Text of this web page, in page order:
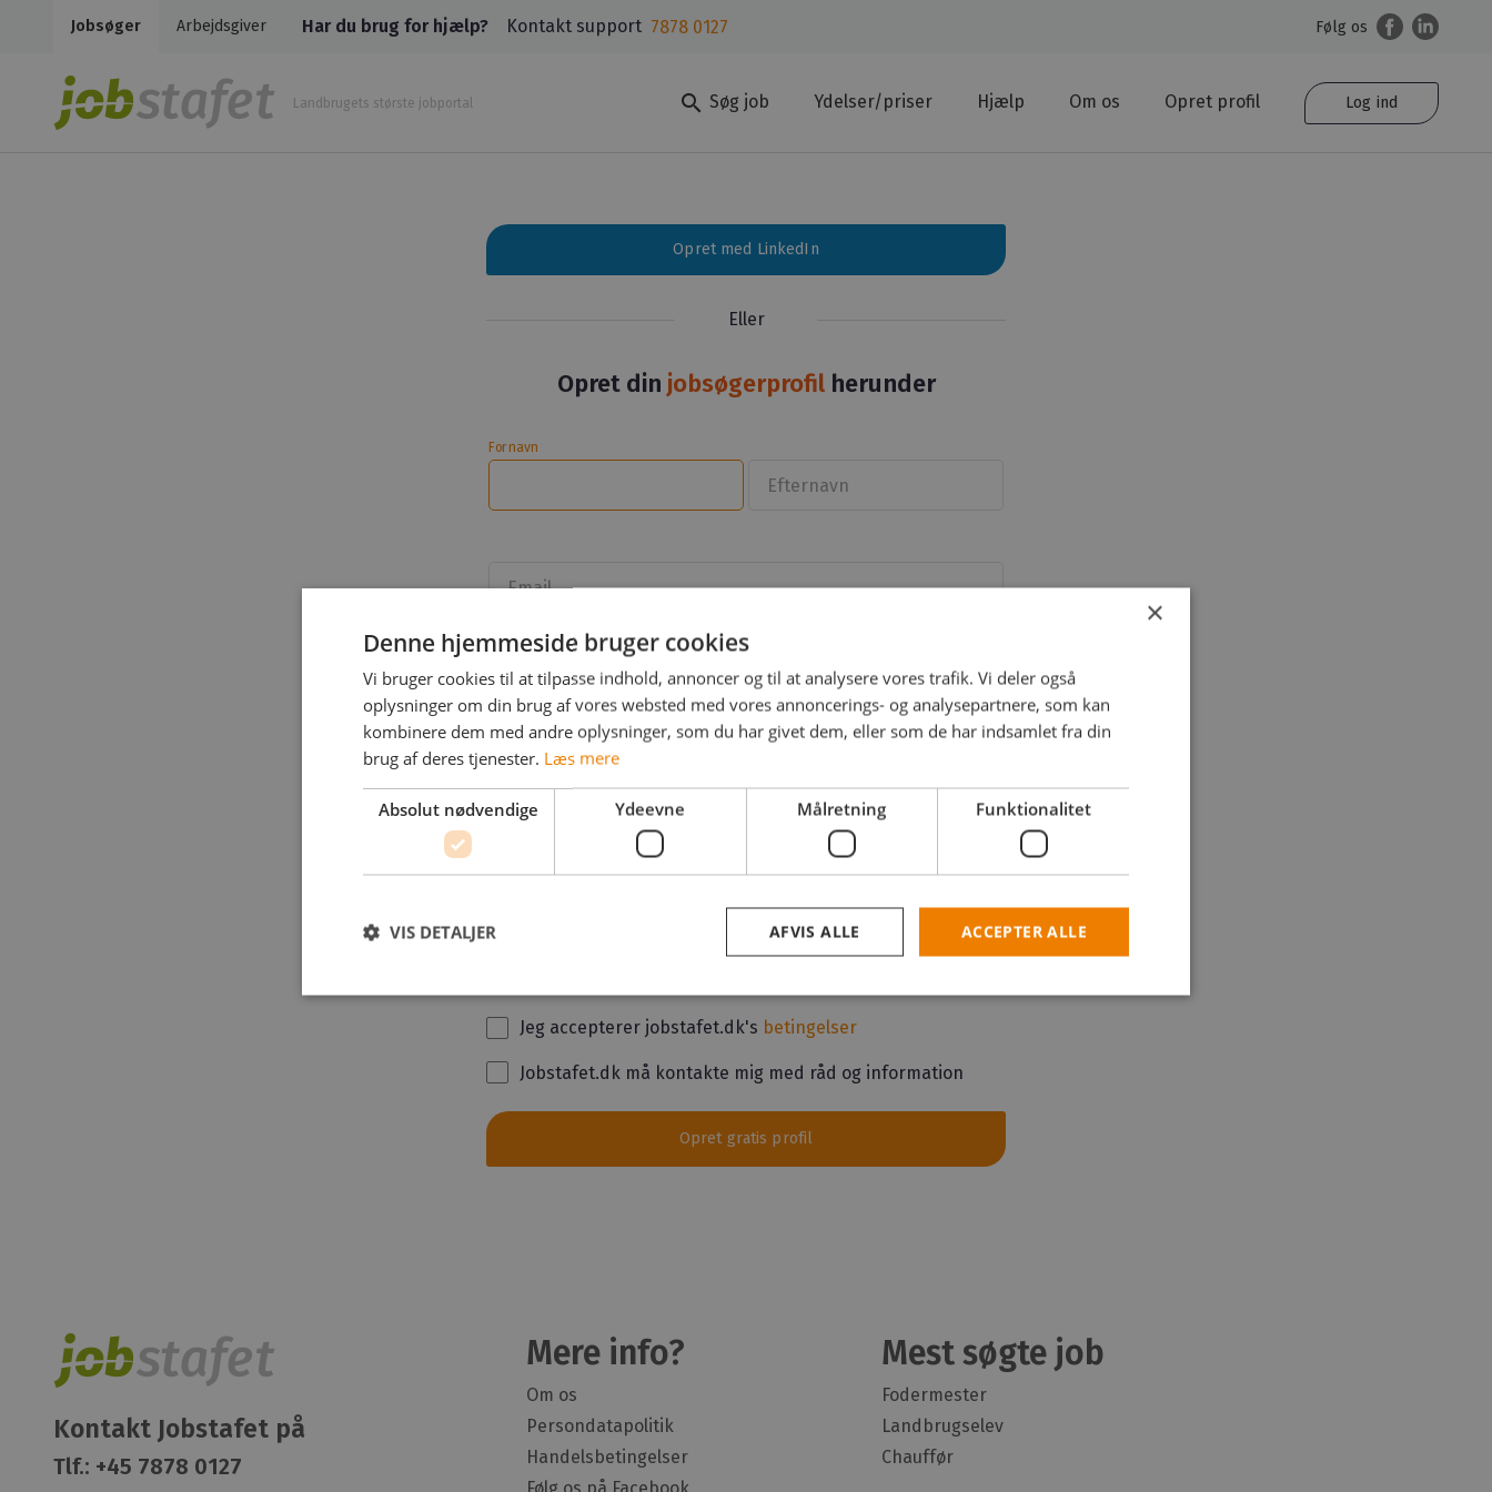
Jobsøger Arbejdsgiver Har du brug for hjælp? Kontakt support 7878 0127 Følg os
Landbrugets største jobportal search Søg job Ydelser/priser Hjælp Om os Opret profil Log ind
Opret med LinkedIn
Eller
Opret din jobsøgerprofil herunder
Fornavn
Efternavn
Email
Adgangskode
Landekode
+45 Mobil
Jeg accepterer jobstafet.dk's betingelser
Jobstafet.dk må kontakte mig med råd og information
Opret gratis profil
Kontakt Jobstafet på
Tlf.: +45 7878 0127
Mere info?
Om os
Persondatapolitik
Handelsbetingelser
Mest søgte job
Fodermester
Landbrugselev
Chauffør
×
Denne hjemmeside bruger cookies
Vi bruger cookies til at tilpasse indhold, annoncer og til at analysere vores trafik. Vi deler også
oplysninger om din brug af vores websted med vores annoncerings- og analysepartnere, som kan
kombinere dem med andre oplysninger, som du har givet dem, eller som de har indsamlet fra din
brug af deres tjenester. Læs mere
Absolut nødvendige Ydeevne Målretning Funktionalitet
ACCEPTER ALLE
AFVIS ALLE
VIS DETALJER